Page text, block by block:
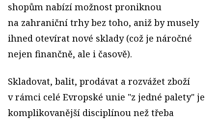
shopům nabízí možnost proniknou
na zahraniční trhy bez toho, aniž by musely
ihned otevírat nové sklady (což je náročné
nejen finančně, ale i časově).
Skladovat, balit, prodávat a rozvážet zboží
v rámci celé Evropské unie "z jedné palety" je
komplikovanější disciplínou než třeba